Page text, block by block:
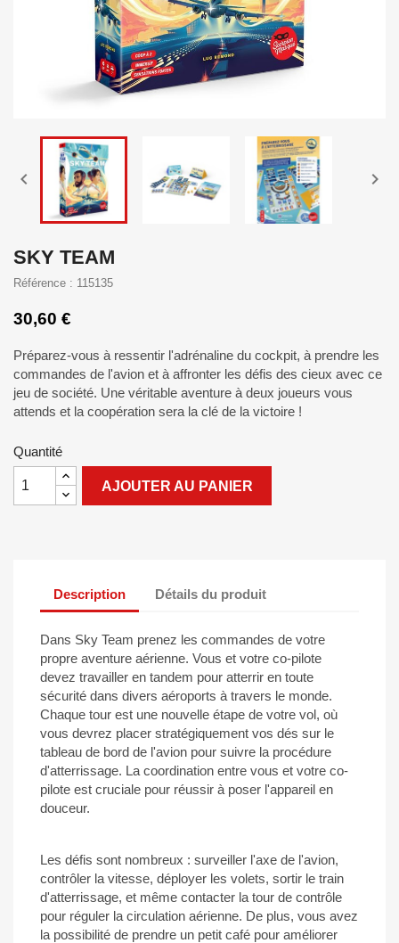
 
SKY TEAM
Référence : 115135
30,60 €
Préparez-vous à ressentir l'adrénaline du cockpit, à prendre les
commandes de l'avion et à affronter les défis des cieux avec ce
jeu de société. Une véritable aventure à deux joueurs vous
attends et la coopération sera la clé de la victoire !
Quantité
AJOUTER AU PANIER
Description Détails du produit
Dans Sky Team prenez les commandes de votre
propre aventure aérienne. Vous et votre co-pilote
devez travailler en tandem pour atterrir en toute
sécurité dans divers aéroports à travers le monde.
Chaque tour est une nouvelle étape de votre vol, où
vous devrez placer stratégiquement vos dés sur le
tableau de bord de l'avion pour suivre la procédure
d'atterrissage. La coordination entre vous et votre co-
pilote est cruciale pour réussir à poser l'appareil en
douceur.
Les défis sont nombreux : surveiller l'axe de l'avion,
contrôler la vitesse, déployer les volets, sortir le train
d'atterrissage, et même contacter la tour de contrôle
pour réguler la circulation aérienne. De plus, vous avez
la possibilité de prendre un petit café pour améliorer